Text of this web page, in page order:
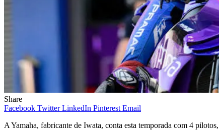
Share
Facebook Twitter LinkedIn Pinterest Email
A Yamaha, fabricante de Iwata, conta esta temporada com 4